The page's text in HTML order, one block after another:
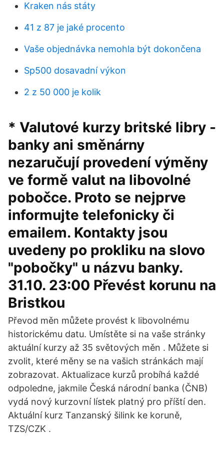
Kraken nás státy
41 z 87 je jaké procento
Vaše objednávka nemohla být dokončena
Sp500 dosavadní výkon
2 z 50 000 je kolik
* Valutové kurzy britské libry -
banky ani směnárny
nezaručují provedení výměny
ve formě valut na libovolné
pobočce. Proto se nejprve
informujte telefonicky či
emailem. Kontakty jsou
uvedeny po prokliku na slovo
"pobočky" u názvu banky.
31.10. 23:00 Převést korunu na
Bristkou
Převod měn můžete provést k libovolnému
historickému datu. Umístěte si na vaše stránky
aktuální kurzy až 35 světových měn . Můžete si
zvolit, které měny se na vašich stránkách mají
zobrazovat. Aktualizace kurzů probíhá každé
odpoledne, jakmile Česká národní banka (ČNB)
vydá nový kurzovní lístek platný pro příští den.
Aktuální kurz Tanzanský šilink ke koruně,
TZS/CZK .